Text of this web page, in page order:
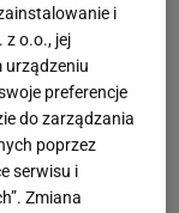
i
z o.o., jej
urządzeniu
preferencje
do zarządzania
poprzez
serwisu i
Zmiana